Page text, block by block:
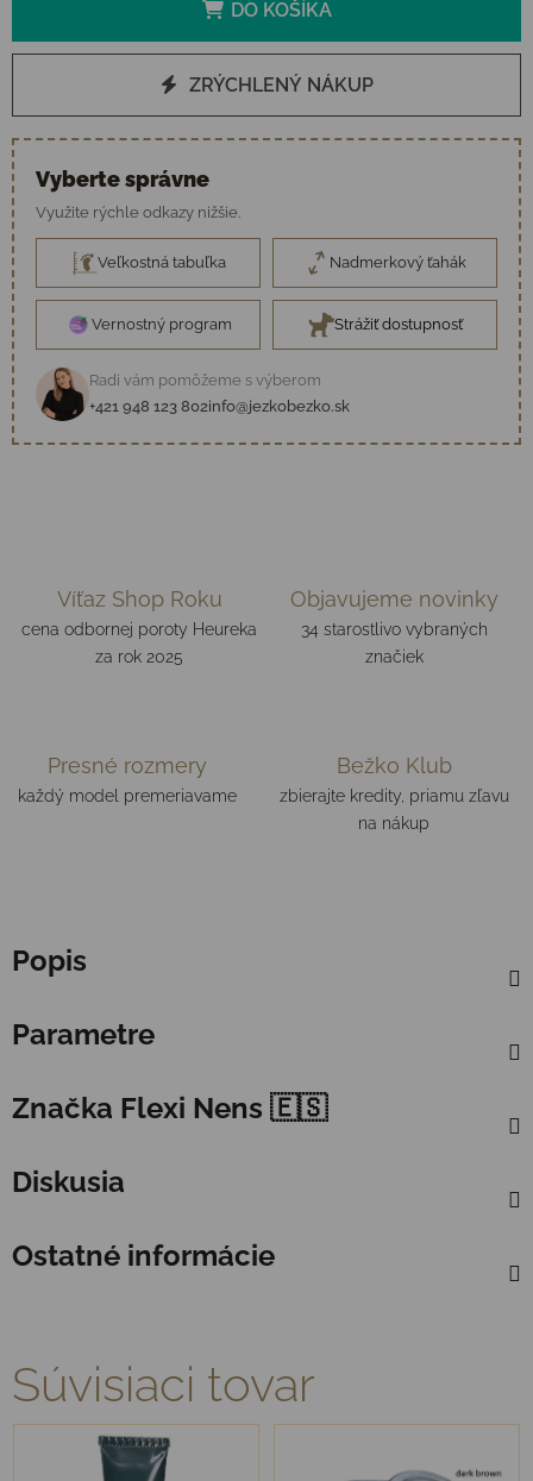
DO KOŠÍKA
ZRÝCHLENÝ NÁKUP
Vyberte správne
Využite rýchle odkazy nižšie.
Veľkostná tabuľka Nadmerkový ťahák
Vernostný program Strážiť dostupnosť
Radi vám pomôžeme s výberom
+421 948 123 802info@jezkobezko.sk
Víťaz Shop Roku
cena odbornej poroty Heureka
za rok 2025
Objavujeme novinky
34 starostlivo vybraných
značiek
Presné rozmery
každý model premeriavame
Bežko Klub
zbierajte kredity, priamu zľavu
na nákup
Popis
Parametre
Značka Flexi Nens 🇪🇸
Diskusia
Ostatné informácie
Súvisiaci tovar